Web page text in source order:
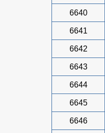
6640
6641
6642
6643
6644
6645
6646